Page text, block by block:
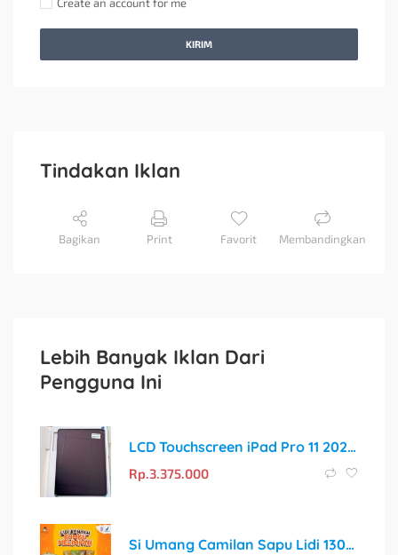
Create an account for me
KIRIM
Tindakan Iklan
Bagikan Print Favorit Membandingkan
Lebih Banyak Iklan Dari
Pengguna Ini
LCD Touchscreen iPad Pro 11 2020 A2228 / A2068 / A2230 / A2231 Original
Rp.3.375.000
Si Umang Camilan Sapu Lidi 130g – Mie Lidi Terpanjang 30cm!